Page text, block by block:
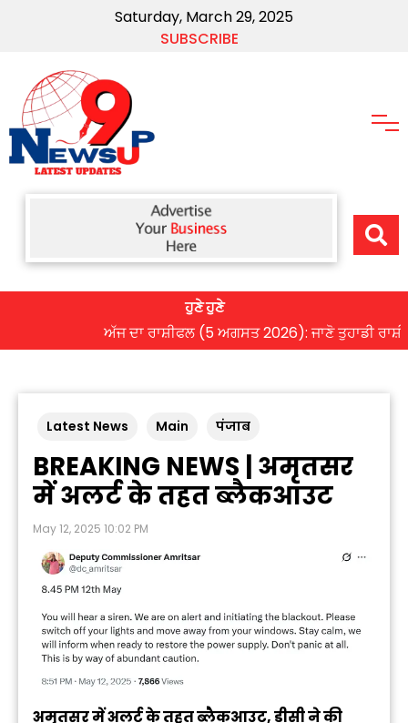
Saturday, March 29, 2025
SUBSCRIBE
ਹੁਣੇ ਹੁਣੇ
ਅੱਜ ਦਾ ਰਾਸ਼ੀਫਲ (5 ਅਗਸਤ 2026): ਜਾਣੋ ਤੁਹਾਡੀ ਰਾਸ਼ੀ
Latest News Main पंजाब
BREAKING NEWS | अमृतसर
में अलर्ट के तहत ब्लैकआउट
May 12, 2025 10:02 PM
अमृतसर में अलर्ट के तहत ब्लैकआउट, डीसी ने की